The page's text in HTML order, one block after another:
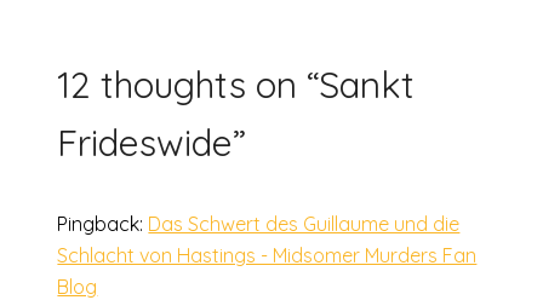
12 thoughts on “Sankt
Frideswide”
Pingback: Das Schwert des Guillaume und die
Schlacht von Hastings - Midsomer Murders Fan
Blog